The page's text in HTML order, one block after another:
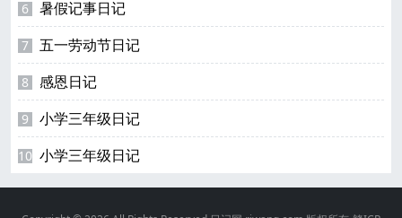
6 暑假记事日记
7 五一劳动节日记
8 感恩日记
9 小学三年级日记
10 小学三年级日记